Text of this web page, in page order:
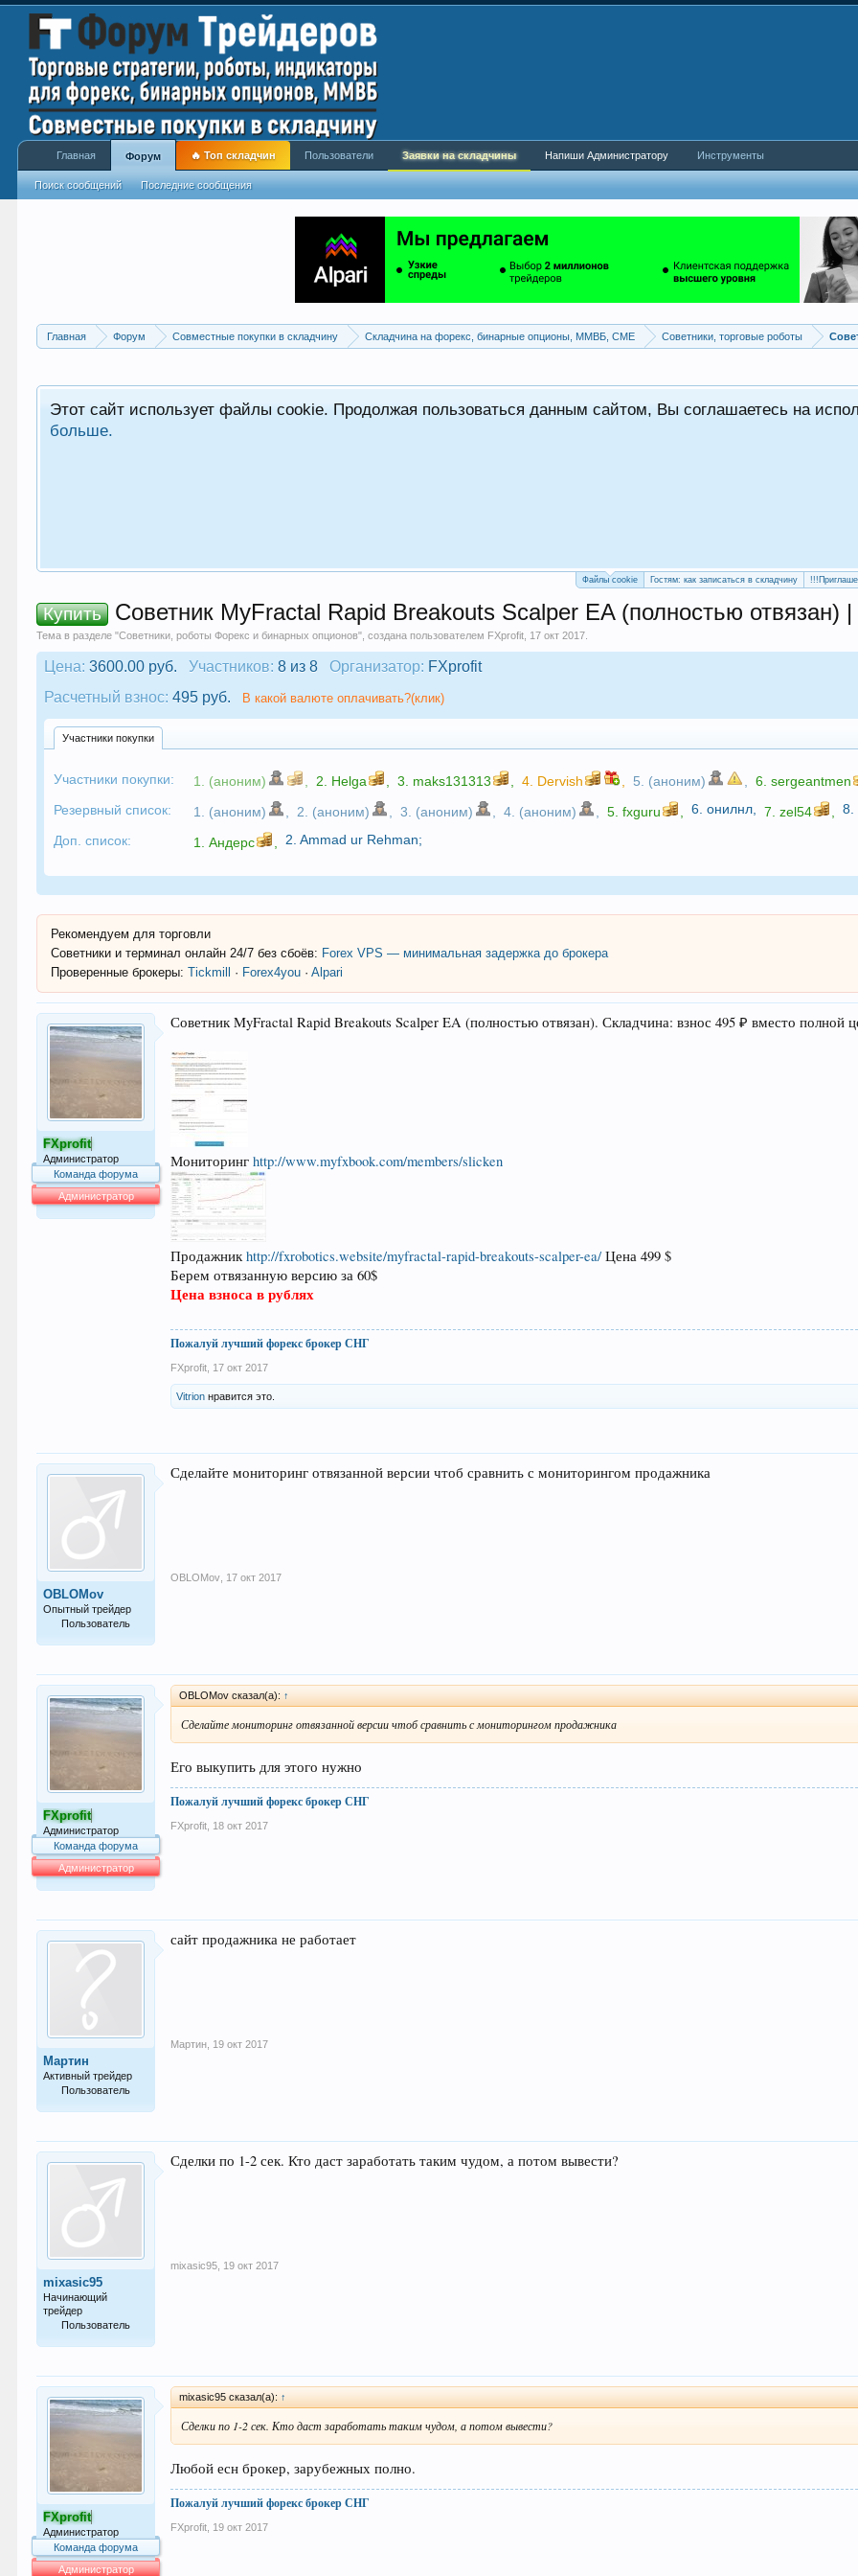
Главная Форум Совместные покупки в складчину Складчина на форекс, бинарные опционы, ММВБ, CME Советники, торговые роботы
Этот сайт использует файлы cookie. Продолжая пользоваться данным сайтом, Вы соглашаетесь на
больше.
Файлы cookie Гостям: как записаться в складчину
Купить Советник MyFractal Rapid Breakouts Scalper EA (полностью отвязан)
Тема в разделе "Советники, роботы Форекс и бинарных опционов", создана пользователем FXprofit 17 окт 2017
Цена: 3600.00 руб. Участников: 8 из 8 Организатор: FXprofit
Расчетный взнос: 495 руб. В какой валюте оплачивать?(клик)
Участники покупки
Участники покупки: 1. (аноним) 2. Helga 3. maks131313 4. Dervish 5. (аноним) 6.sergeantmen
Резервный список:
1. (аноним) 2. (аноним) 3. (аноним) 4. (аноним) 5.fxguru 6.онилнл 7.zel54 8.
Доп. список: 1.Андерс 2.Ammad ur Rehman;
Рекомендуем для торговли
Советники и терминал онлайн 24/7 без сбоёв: Forex VPS — минимальная задержка до брокера
Проверенные брокеры: Tickmill · Forex4you ·Alpari
FXprofit
Администратор
Команда форума
Администратор
Советник MyFractal Rapid Breakouts Scalper EA (полностью отвязан). Складчина: взнос 495 ₽ вместо полной
Мониторингhttp://www.myfxbook.com/members/slicken
Продажникhttp://fxrobotics.website/myfractal-rapid-breakouts-scalper-ea/ Цена 499 $
Берем отвязанную версию за 60$
Цена взноса в рублях
Пожалуй лучший форекс брокер СНГ
FXprofit 17 окт 2017
Vitrion нравится это.
OBLOMov
Опытный трейдер
Пользователь
Сделайте мониторинг отвязанной версии чтоб сравнить с мониторингом продажника
OBLOMov 17 окт 2017
FXprofit
Администратор
Команда форума
Администратор
OBLOMov сказал(а): ↑
Сделайте мониторинг отвязанной версии чтоб сравнить с мониторингом продажника
Его выкупить для этого нужно
Пожалуй лучший форекс брокер СНГ
FXprofit 18 окт 2017
Мартин
Активный трейдер
Пользователь
сайт продажника не работает
Мартин 19 окт 2017
mixasic95
Начинающий
трейдер
Пользователь
Сделки по 1-2 сек. Кто даст заработать таким чудом, а потом вывести?
mixasic95 19 окт 2017
FXprofit
Администратор
Команда форума
Администратор
mixasic95 сказал(а): ↑
Сделки по 1-2 сек. Кто даст заработать таким чудом, а потом вывести?
Любой есн брокер, зарубежных полно.
Пожалуй лучший форекс брокер СНГ
FXprofit 19 окт 2017
Главная Форум
Поиск сообщений Последние сообщения
🔥 Топ складчин Пользователи Заявки на складчины Напиши Администратору Инструменты